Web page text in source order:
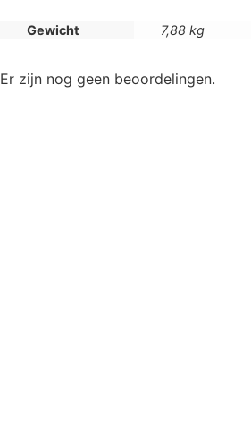
Gewicht 7,88 kg
Er zijn nog geen beoordelingen.